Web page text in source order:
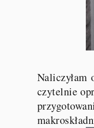
Naliczyłam
czytelnie